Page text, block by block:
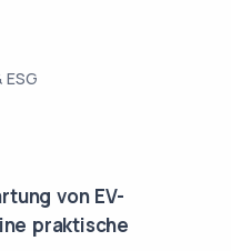
von EV-
praktische